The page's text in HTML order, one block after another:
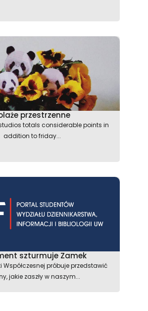
przestrzenne
totals considerable points in
addition to friday...
szturmuje Zamek
Współczesnej próbuje przedstawić
jakie zaszły w naszym...